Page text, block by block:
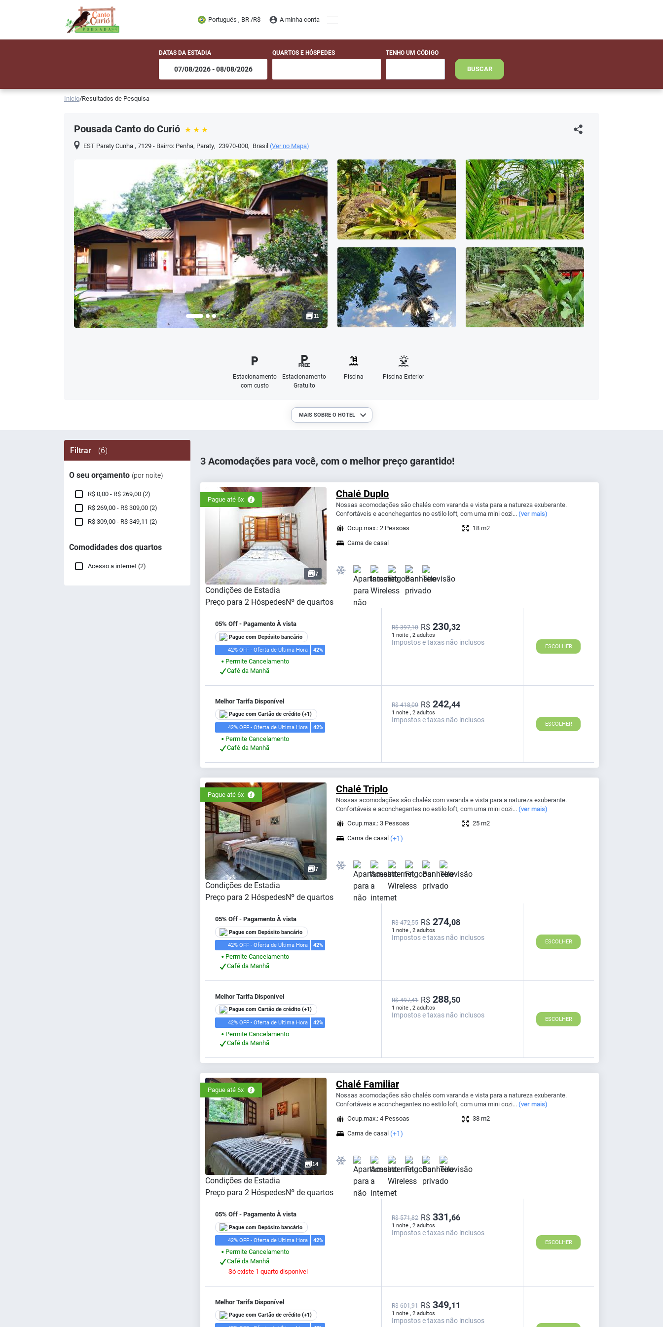
Português , BR /R$ A minha conta
DATAS DA ESTADIA QUARTOS E HÓSPEDES TENHO UM CÓDIGO
BUSCAR
Início/Resultados de Pesquisa
Pousada Canto do Curió
EST Paraty Cunha , 7129 - Bairro: Penha, Paraty, 23970-000, Brasil (Ver no Mapa)
11
Estacionamento
com custo
Estacionamento
Gratuito
Piscina Piscina Exterior
MAIS SOBRE O HOTEL
Filtrar (6)
O seu orçamento (por noite)
R$ 0,00 - R$ 269,00 (2)
R$ 269,00 - R$ 309,00 (2)
R$ 309,00 - R$ 349,11 (2)
Comodidades dos quartos
Acesso a internet (2)
3 Acomodações para você, com o melhor preço garantido!
Pague até 6x
7
Chalé Duplo
Nossas acomodações são chalés com varanda e vista para a natureza exuberante.
Confortáveis e aconchegantes no estilo loft, com uma mini cozi... (ver mais)
Ocup.max.: 2 Pessoas
18 m2
Cama de casal
Condições de Estadia
Preço para 2 HóspedesNº de quartos
05% Off - Pagamento À vista
Pague com Depósito bancário
42% OFF - Oferta de Ultima Hora 42%
⬤
Permite Cancelamento
Café da Manhã
1 noite , 2 adultos
R$ 397,10 R$ 230,32
Impostos e taxas não inclusos
ESCOLHER
Melhor Tarifa Disponível
Pague com Cartão de crédito (+1)
42% OFF - Oferta de Ultima Hora 42%
⬤
Permite Cancelamento
Café da Manhã
1 noite , 2 adultos
R$ 418,00 R$ 242,44
Impostos e taxas não inclusos
ESCOLHER
Pague até 6x
7
Chalé Triplo
Nossas acomodações são chalés com varanda e vista para a natureza exuberante.
Confortáveis e aconchegantes no estilo loft, com uma mini cozi... (ver mais)
Ocup.max.: 3 Pessoas
25 m2
Cama de casal (+1)
Condições de Estadia
Preço para 2 HóspedesNº de quartos
05% Off - Pagamento À vista
Pague com Depósito bancário
42% OFF - Oferta de Ultima Hora 42%
⬤
Permite Cancelamento
Café da Manhã
1 noite , 2 adultos
R$ 472,55 R$ 274,08
Impostos e taxas não inclusos
ESCOLHER
Melhor Tarifa Disponível
Pague com Cartão de crédito (+1)
42% OFF - Oferta de Ultima Hora 42%
⬤
Permite Cancelamento
Café da Manhã
1 noite , 2 adultos
R$ 497,41 R$ 288,50
Impostos e taxas não inclusos
ESCOLHER
Pague até 6x
14
Chalé Familiar
Nossas acomodações são chalés com varanda e vista para a natureza exuberante.
Confortáveis e aconchegantes no estilo loft, com uma mini cozi... (ver mais)
Ocup.max.: 4 Pessoas
38 m2
Cama de casal (+1)
Condições de Estadia
Preço para 2 HóspedesNº de quartos
05% Off - Pagamento À vista
Pague com Depósito bancário
42% OFF - Oferta de Ultima Hora 42%
⬤
Permite Cancelamento
Café da Manhã
Só existe 1 quarto disponível
1 noite , 2 adultos
R$ 571,82 R$ 331,66
Impostos e taxas não inclusos
ESCOLHER
Melhor Tarifa Disponível
Pague com Cartão de crédito (+1) 1 noite , 2 adultos
R$ 601,91 R$ 349,11
Impostos e taxas não inclusos